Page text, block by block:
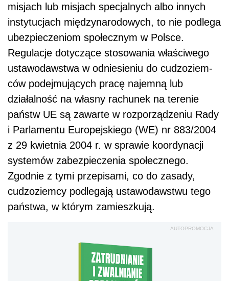
misjach lub misjach specjalnych albo innych
instytucjach międzynarodo­wych, to nie podlega
ubezpieczeniom społecznym w Polsce.
Regulacje dotyczące stosowania właści­wego
ustawodawstwa w odniesieniu do cudzoziem­
ców podejmujących pracę najemną lub
działalność na własny rachunek na terenie
państw UE są zawarte w rozporządzeniu Rady
i Parlamentu Europejskiego (WE) nr 883/2004
z 29 kwietnia 2004 r. w sprawie koordynacji
systemów zabezpieczenia społeczne­go.
Zgodnie z tymi przepisami, co do zasady,
cudzo­ziemcy podlegają ustawodawstwu tego
państwa, w którym zamieszkują.
AUTOPROMOCJA